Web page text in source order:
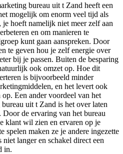
bureau uit t Zand heeft een
mogelijk om enorm veel tijd als
je hoeft namelijk niet meer zelf aan
en om manieren te
kunt gaan aanspreken. Door
te geven hou je zelf energie over
bij je passen. Buiten de besparing
ook omzet op. Hoe dit
is bijvoorbeeld minder
en het levert ook
Een ander voordeel van het
uit t Zand is het over laten
de ervaring van het bureau
klant wil zien en ervaren op je
spelen maken ze je andere ingezette
langer en schakel direct een
in.